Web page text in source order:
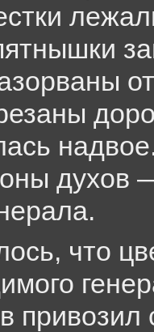
духов
что
привозил